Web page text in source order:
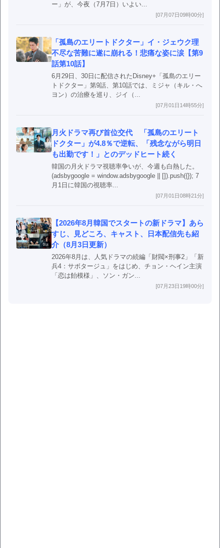
ー」が、今夜（7月7日）いよい...
[07月07日09時00分]
「孤島のエリートドクター」イ・ジェウク理
不尽な苦難に遂に崩れる！悲痛な姿に涙【第9
話第10話】
6月29日、30日に配信されたDisney+「孤島のエリー
トドクター」第9話、第10話では、ミジャ（キル・へ
ヨン）の治療を巡り、ジイ（...
[07月01日14時55分]
月火ドラマ再び首位交代 「孤島のエリート
ドクター」が4.8％で逆転、「残念ながら明日
も出勤です！」とのデッドヒート続く
韓国の月火ドラマ視聴率争いが、今週も白熱した。
(adsbygoogle = window.adsbygoogle || []).push({}); 7
月1日に韓国の視聴率...
[07月01日08時21分]
【2026年8月韓国でスタートの新ドラマ】あら
すじ、見どころ、キャスト、日本配信先も紹
介（8月3日更新）
2026年8月は、人気ドラマの続編「財閥×刑事2」「新
兵4：サボタージュ」をはじめ、チョン・ヘイン主演
「恋は飴模様」、ソン・ガン...
[07月23日19時00分]